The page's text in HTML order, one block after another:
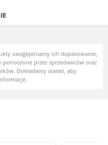
uwzględniamy ich dopasowanie,
przez sprzedawców oraz
Dokładamy starań, aby